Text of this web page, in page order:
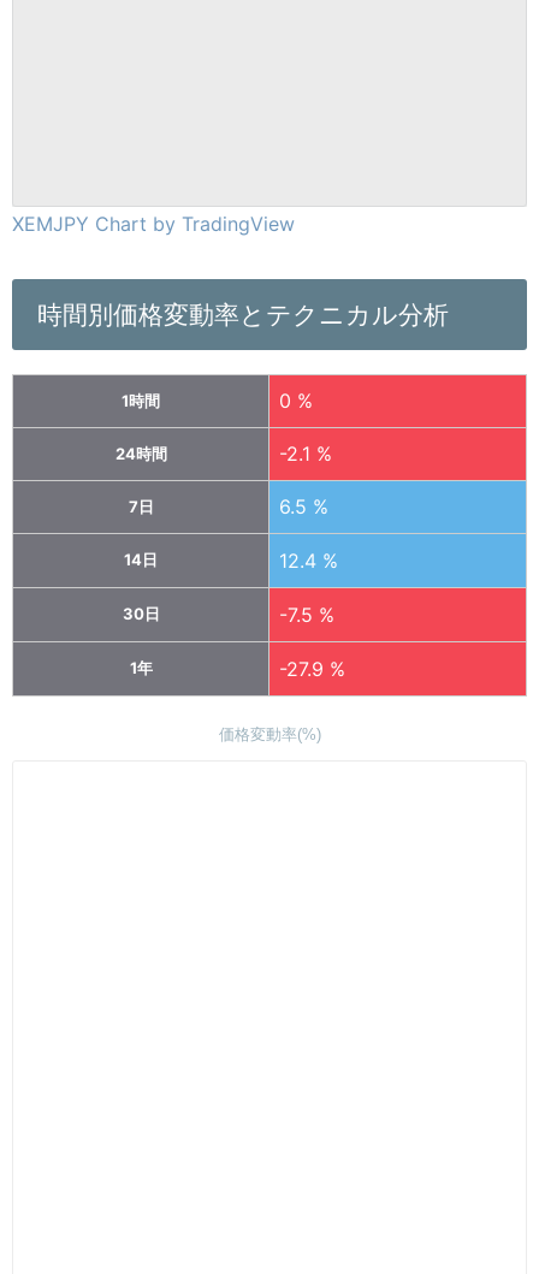
XEMJPY Chart by TradingView
時間別価格変動率とテクニカル分析
1時間 0 %
24時間 -2.1 %
7日 6.5 %
14日 12.4 %
30日 -7.5 %
1年 -27.9 %
価格変動率(%)